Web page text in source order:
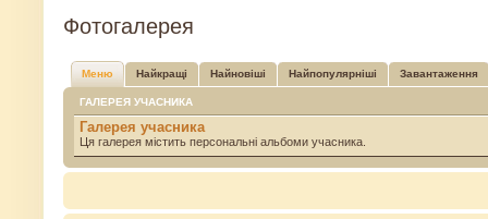
Фотогалерея
Меню Найкращі Найновіші Найпопулярніші Завантаження
ГАЛЕРЕЯ УЧАСНИКА
Галерея учасника
Ця галерея містить персональні альбоми учасника.